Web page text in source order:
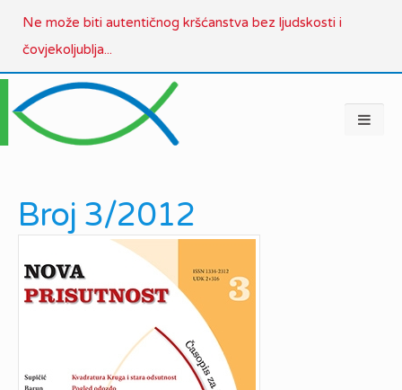
Ne može biti autentičnog kršćanstva bez ljudskosti i
čovjekoljublja...
Broj 3/2012